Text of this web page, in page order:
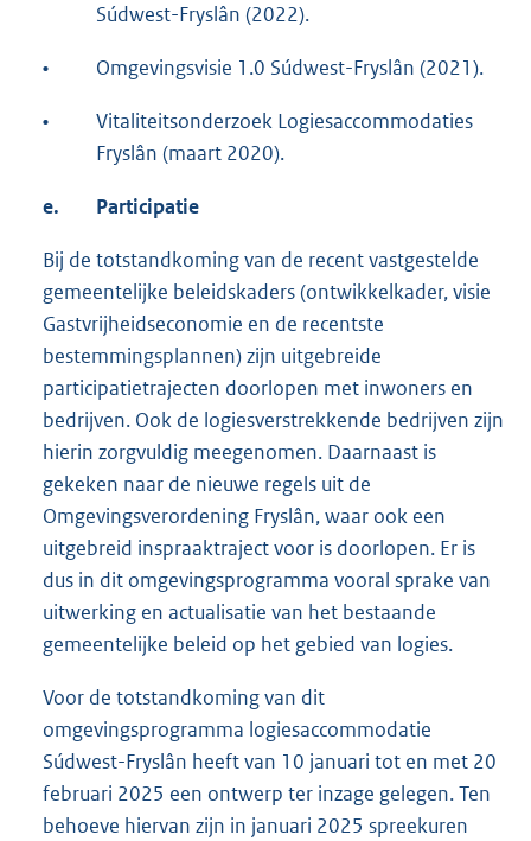
Súdwest-Fryslân (2022).
• Omgevingsvisie 1.0 Súdwest-Fryslân (2021).
•
Vitaliteitsonderzoek Logiesaccommodaties
Fryslân (maart 2020).
e. Participatie
Bij de totstandkoming van de recent vastgestelde
gemeentelijke beleidskaders (ontwikkelkader, visie
Gastvrijheidseconomie en de recentste
bestemmingsplannen) zijn uitgebreide
participatietrajecten doorlopen met inwoners en
bedrijven. Ook de logiesverstrekkende bedrijven zijn
hierin zorgvuldig meegenomen. Daarnaast is
gekeken naar de nieuwe regels uit de
Omgevingsverordening Fryslân, waar ook een
uitgebreid inspraaktraject voor is doorlopen. Er is
dus in dit omgevingsprogramma vooral sprake van
uitwerking en actualisatie van het bestaande
gemeentelijke beleid op het gebied van logies.
Voor de totstandkoming van dit
omgevingsprogramma logiesaccommodatie
Súdwest-Fryslân heeft van 10 januari tot en met 20
februari 2025 een ontwerp ter inzage gelegen. Ten
behoeve hiervan zijn in januari 2025 spreekuren